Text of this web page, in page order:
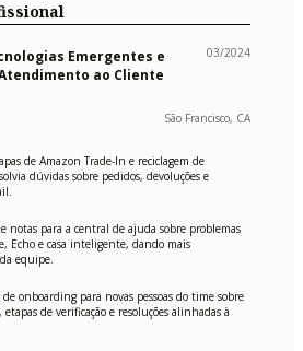
Emergentes e
ao Cliente
03/2024
São Francisco, CA
de Amazon Trade-In e reciclagem de
dúvidas sobre pedidos, devoluções e
notas para a central de ajuda sobre problemas
Echo e casa inteligente, dando mais
equipe.
onboarding para novas pessoas do time sobre
de verificação e resoluções alinhadas à